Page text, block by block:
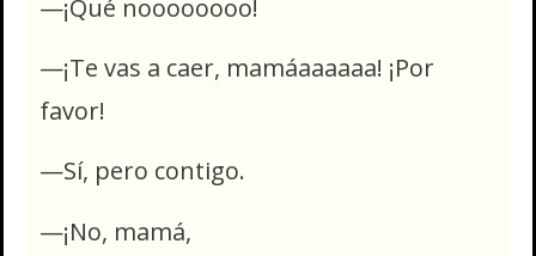
—¡Qué noooooooo!
—¡Te vas a caer, mamáaaaaaa! ¡Por
favor!
—Sí, pero contigo.
—¡No, mamá,